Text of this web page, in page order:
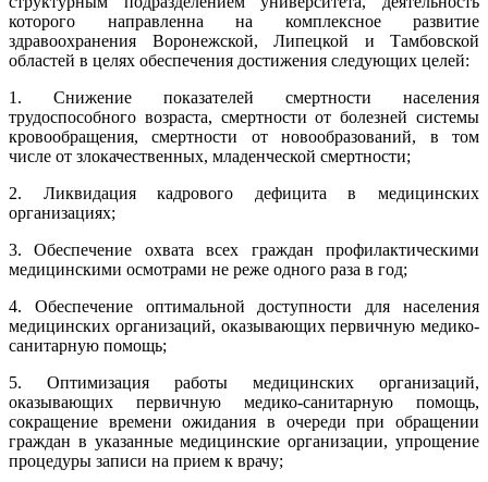
которого направленна на комплексное развитие
здравоохранения Воронежской, Липецкой и Тамбовской
областей в целях обеспечения достижения следующих целей:
1. Снижение показателей смертности населения
трудоспособного возраста, смертности от болезней системы
кровообращения, смертности от новообразований, в том
числе от злокачественных, младенческой смертности;
2. Ликвидация кадрового дефицита в медицинских
организациях;
3. Обеспечение охвата всех граждан профилактическими
медицинскими осмотрами не реже одного раза в год;
4. Обеспечение оптимальной доступности для населения
медицинских организаций, оказывающих первичную медико-
санитарную помощь;
5. Оптимизация работы медицинских организаций,
оказывающих первичную медико-санитарную помощь,
сокращение времени ожидания в очереди при обращении
граждан в указанные медицинские организации, упрощение
процедуры записи на прием к врачу;